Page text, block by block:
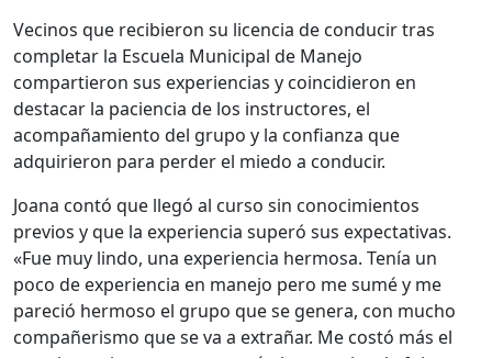
Vecinos que recibieron su licencia de conducir tras
completar la Escuela Municipal de Manejo
compartieron sus experiencias y coincidieron en
destacar la paciencia de los instructores, el
acompañamiento del grupo y la confianza que
adquirieron para perder el miedo a conducir.
Joana contó que llegó al curso sin conocimientos
previos y que la experiencia superó sus expectativas.
«Fue muy lindo, una experiencia hermosa. Tenía un
poco de experiencia en manejo pero me sumé y me
pareció hermoso el grupo que se genera, con mucho
compañerismo que se va a extrañar. Me costó más el